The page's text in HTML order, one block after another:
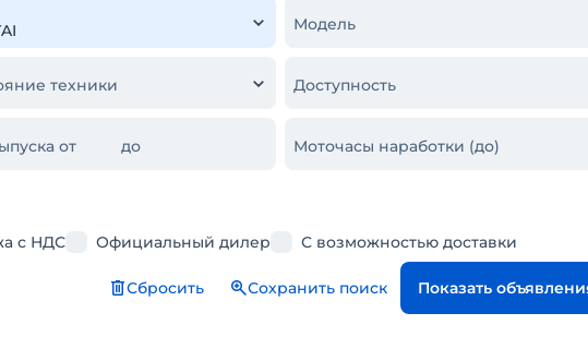
Модель
техники Доступность
от до Моточасы наработки (до)
с НДС Официальный дилер С возможностью доставки
Сбросить Сохранить поиск Показать